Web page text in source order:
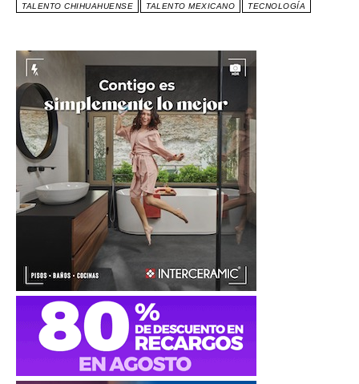
TALENTO CHIHUAHUENSE TALENTO MEXICANO TECNOLOGÍA